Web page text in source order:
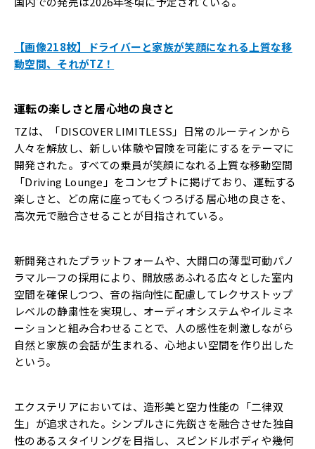
【画像218枚】ドライバーと家族が笑顔になれる上質な移
動空間、それがTZ！
運転の楽しさと居心地の良さと
TZは、「DISCOVER LIMITLESS」――日常のルーティンから
人々を解放し、新しい体験や冒険を可能にする――をテーマに
開発された。すべての乗員が笑顔になれる上質な移動空間
「Driving Lounge」をコンセプトに掲げており、運転する
楽しさと、どの席に座ってもくつろげる居心地の良さを、
高次元で融合させることが目指されている。
新開発されたプラットフォームや、大開口の薄型可動パノ
ラマルーフの採用により、開放感あふれる広々とした室内
空間を確保しつつ、音の指向性に配慮してレクサストップ
レベルの静粛性を実現し、オーディオシステムやイルミネ
ーションと組み合わせることで、人の感性を刺激しながら
自然と家族の会話が生まれる、心地よい空間を作り出した
という。
エクステリアにおいては、造形美と空力性能の「二律双
生」が追求された。シンプルさに先鋭さを融合させた独自
性のあるスタイリングを目指し、スピンドルボディや幾何